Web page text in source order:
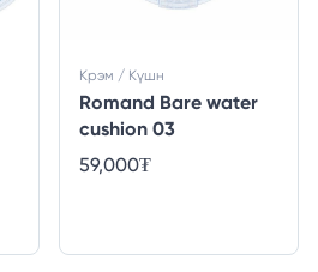
Romand Bare water
cushion 03
Крэм / Күшн
59,000₮